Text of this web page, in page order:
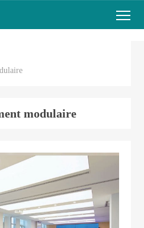
modulaire